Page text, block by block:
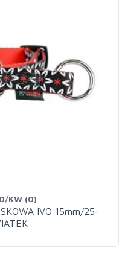
KW (0)
IVO 15mm/25-